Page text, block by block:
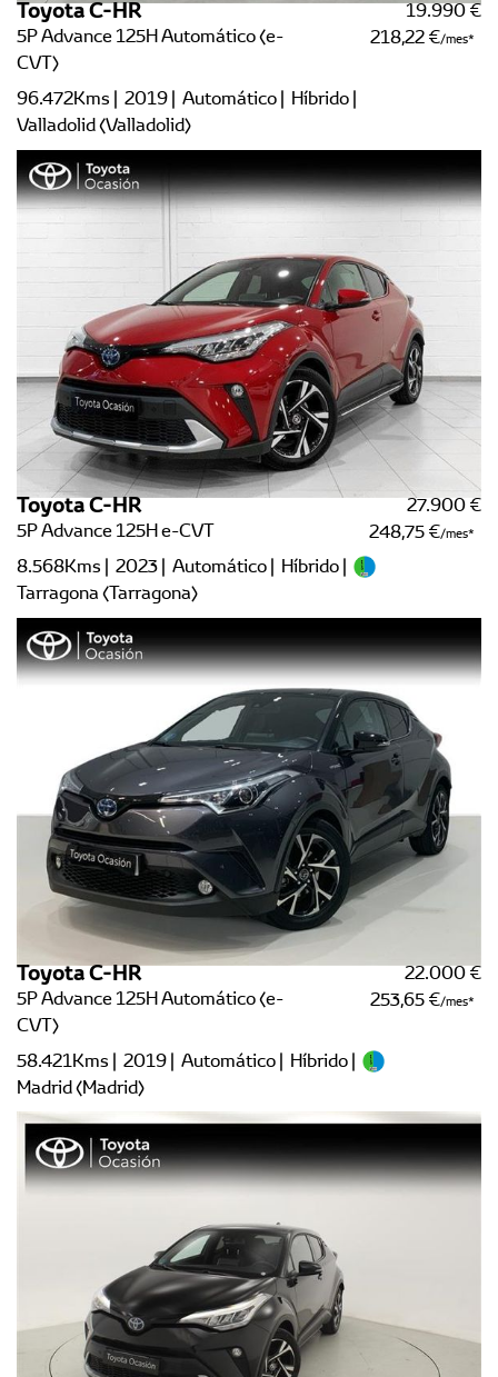
Toyota C-HR
5P Advance 125H Automático (e-
CVT)
19.990 €
218,22 €/mes
96.472Kms | 2019 | Automático | Híbrido |
Valladolid (Valladolid)
Toyota C-HR
5P Advance 125H e-CVT
27.900 €
248,75 €/mes
8.568Kms | 2023 | Automático | Híbrido |
Tarragona (Tarragona)
Toyota C-HR
5P Advance 125H Automático (e-
CVT)
22.000 €
253,65 €/mes
58.421Kms | 2019 | Automático | Híbrido |
Madrid (Madrid)